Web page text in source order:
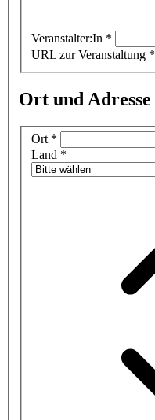
Veranstalter:In *
URL zur Veranstaltung *
Ort und Adresse
Ort *
Land *